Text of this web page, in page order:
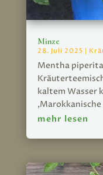
Minze
28. Juli 2025 |
Mentha
kaltem Wasser
mehr lesen